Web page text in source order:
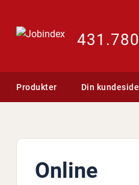
431.780
Produkter Din kundeside
Online